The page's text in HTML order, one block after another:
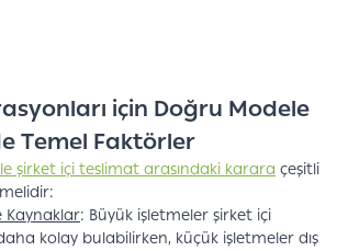
için Doğru Modele
Temel Faktörler
ile şirket içi teslimat arasındaki karara çeşitli
Kaynaklar: Büyük işletmeler şirket içi
kolay bulabilirken, küçük işletmeler dış